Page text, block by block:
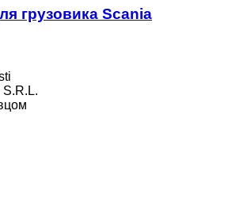
грузовика Scania
S.R.L.